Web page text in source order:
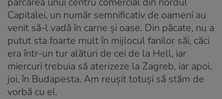
Capitalei, un număr semnificativ de oameni au
venit să-l vadă în carne și oase. Din păcate, nu a
putut sta foarte mult în mijlocul fanilor săi, căci
era într-un tur alături de cei de la Hell, iar
miercuri trebuia să aterizeze la Zagreb, iar apoi,
joi, în Budapesta. Am reușit totuși să stăm de
vorbă cu el.